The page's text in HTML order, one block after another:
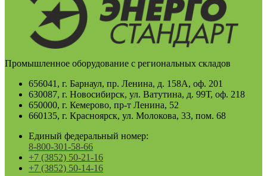
Промышленное оборудование с региональных складов
656041, г. Барнаул, пр. Ленина, д. 158А, оф. 201
630087, г. Новосибирск, ул. Ватутина, д. 99Т, оф. 218
650000, г. Кемерово, пр-т Ленина, 52
660135, г. Красноярск, ул. Молокова, 33, пом. 68
Единый федеральный номер:
8-800-301-58-66
+7 (3852) 50-21-16
+7 (3852) 50-14-16